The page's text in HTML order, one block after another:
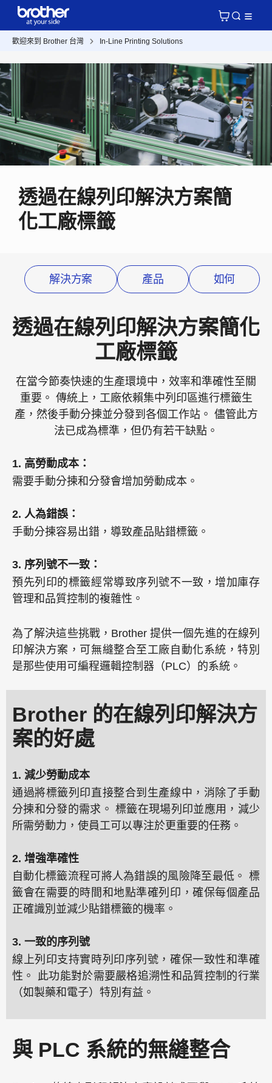
歡迎來到 Brother 台灣 In-Line Printing Solutions
透過在線列印解決方案簡
化工廠標籤
解決方案 產品 如何
透過在線列印解決方案簡化
工廠標籤
在當今節奏快速的生產環境中，效率和準確性至關
重要。 傳統上，工廠依賴集中列印區進行標籤生
產，然後手動分揀並分發到各個工作站。 儘管此方
法已成為標準，但仍有若干缺點。
1. 高勞動成本：
需要手動分揀和分發會增加勞動成本。
2. 人為錯誤：
手動分揀容易出錯，導致產品貼錯標籤。
3. 序列號不一致：
預先列印的標籤經常導致序列號不一致，增加庫存
管理和品質控制的複雜性。
為了解決這些挑戰，Brother 提供一個先進的在線列
印解決方案，可無縫整合至工廠自動化系統，特別
是那些使用可編程邏輯控制器（PLC）的系統。
Brother 的在線列印解決方
案的好處
1. 減少勞動成本
通過將標籤列印直接整合到生產線中，消除了手動
分揀和分發的需求。 標籤在現場列印並應用，減少
所需勞動力，使員工可以專注於更重要的任務。
2. 增強準確性
自動化標籤流程可將人為錯誤的風險降至最低。 標
籤會在需要的時間和地點準確列印，確保每個產品
正確識別並減少貼錯標籤的機率。
3. 一致的序列號
線上列印支持實時列印序列號，確保一致性和準確
性。 此功能對於需要嚴格追溯性和品質控制的行業
（如製藥和電子）特別有益。
與 PLC 系統的無縫整合